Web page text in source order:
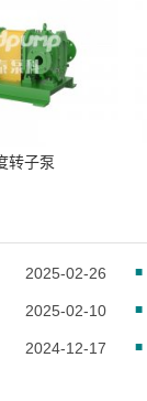
转子泵
2025-02-26
2025-02-10
2024-12-17